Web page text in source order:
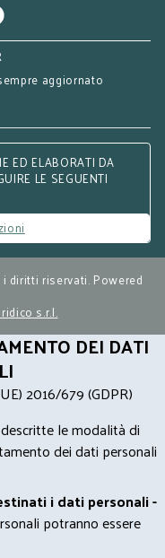
aggiornato
ED ELABORATI DA
LE SEGUENTI
diritti riservati. Powered
s.r.l.
DEI DATI
2016/679 (GDPR)
le modalità di
dei dati personali
i dati personali -
potranno essere